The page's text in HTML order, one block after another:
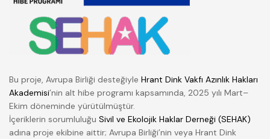
Bu proje, Avrupa Birliği desteğiyle Hrant Dink Vakfı Azınlık Hakları
Akademisi’nin alt hibe programı kapsamında, 2025 yılı Mart–
Ekim döneminde yürütülmüştür.
İçeriklerin sorumluluğu Sivil ve Ekolojik Haklar Derneği (SEHAK)
adına proje ekibine aittir; Avrupa Birliği’nin veya Hrant Dink